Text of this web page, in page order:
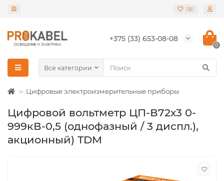
0
+375 (33) 653-08-08
0
Все категории
Цифровые электроизмерительные приборы
Цифровой вольтметр ЦП-В72х3 0-
999кВ-0,5 (однофазный / 3 диспл.),
акционный) TDM